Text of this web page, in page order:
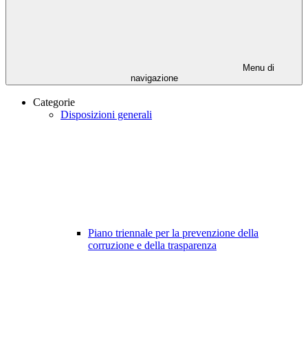
Menu di
navigazione
Categorie
Disposizioni generali
Piano triennale per la prevenzione della
corruzione e della trasparenza